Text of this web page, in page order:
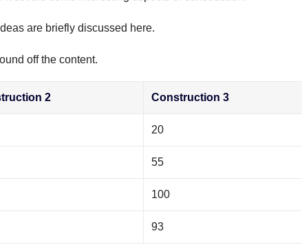
are briefly discussed here.
off the content.
2 Construction 3
20
55
100
93